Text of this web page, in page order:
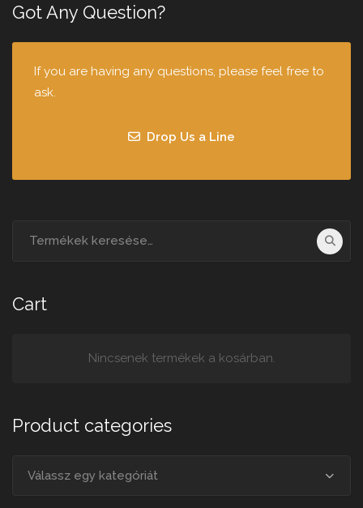
Got Any Question?
If you are having any questions, please feel free to
ask.
Drop Us a Line
Cart
Nincsenek termékek a kosárban.
Product categories
Válassz egy kategóriát